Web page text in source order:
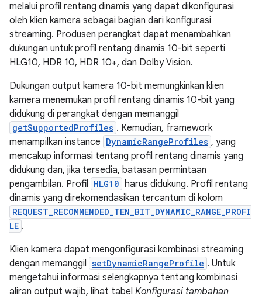
melalui profil rentang dinamis yang dapat dikonfigurasi
oleh klien kamera sebagai bagian dari konfigurasi
streaming. Produsen perangkat dapat menambahkan
dukungan untuk profil rentang dinamis 10-bit seperti
HLG10, HDR 10, HDR 10+, dan Dolby Vision.
Dukungan output kamera 10-bit memungkinkan klien
kamera menemukan profil rentang dinamis 10-bit yang
didukung di perangkat dengan memanggil
getSupportedProfiles . Kemudian, framework
menampilkan instance DynamicRangeProfiles , yang
mencakup informasi tentang profil rentang dinamis yang
didukung dan, jika tersedia, batasan permintaan
pengambilan. Profil HLG10 harus didukung. Profil rentang
dinamis yang direkomendasikan tercantum di kolom
REQUEST_RECOMMENDED_TEN_BIT_DYNAMIC_RANGE_PROFI
LE .
Klien kamera dapat mengonfigurasi kombinasi streaming
dengan memanggil setDynamicRangeProfile . Untuk
mengetahui informasi selengkapnya tentang kombinasi
aliran output wajib, lihat tabel Konfigurasi tambahan